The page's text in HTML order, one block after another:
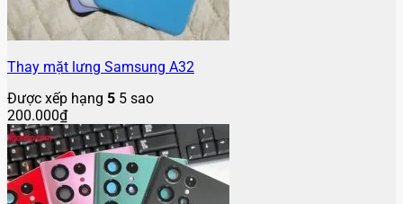
Thay mặt lưng Samsung A32
Được xếp hạng 5 5 sao
200.000₫